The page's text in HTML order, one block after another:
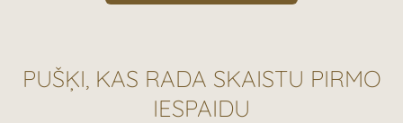
PUŠĶI, KAS RADA SKAISTU PIRMO
IESPAIDU